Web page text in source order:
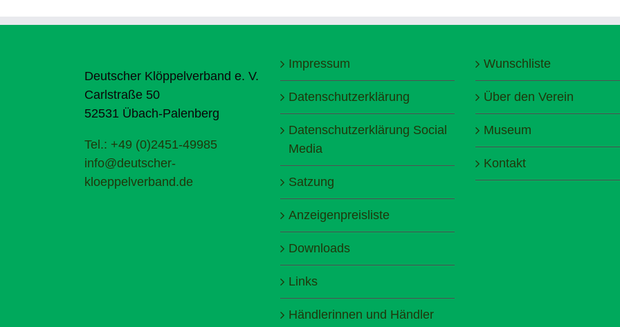
Deutscher Klöppelverband e. V.
Carlstraße 50
52531 Übach-Palenberg
Tel.: +49 (0)2451-49985
info@deutscher-
kloeppelverband.de
Impressum
Datenschutzerklärung
Datenschutzerklärung Social
Media
Satzung
Anzeigenpreisliste
Downloads
Links
Händlerinnen und Händler
Wunschliste
Über den Verein
Museum
Kontakt